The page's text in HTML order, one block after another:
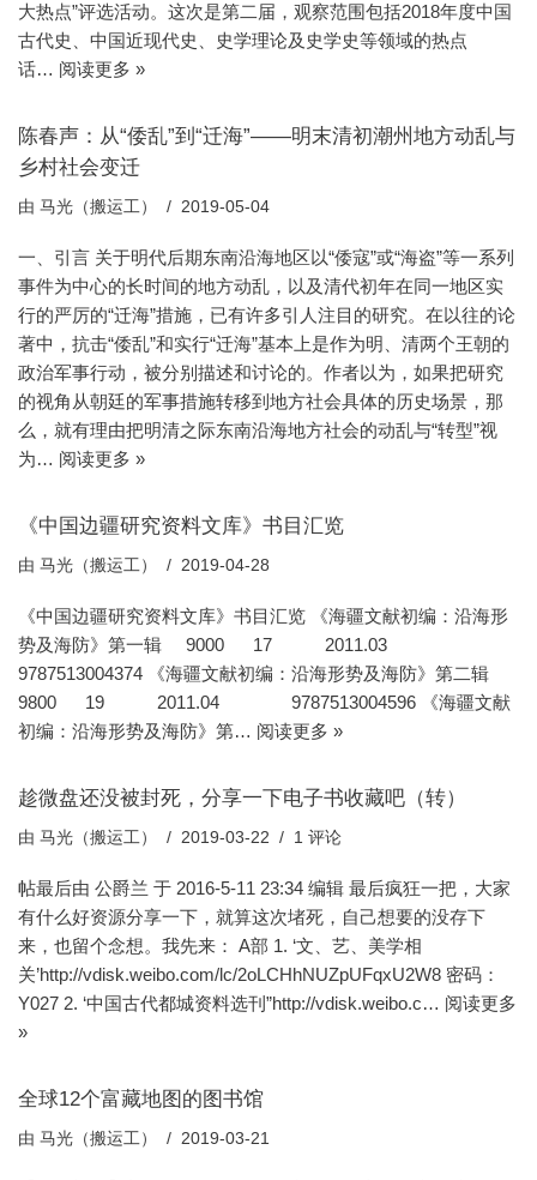
大热点”评选活动。这次是第二届，观察范围包括2018年度中国
古代史、中国近现代史、史学理论及史学史等领域的热点
话… 阅读更多 »
陈春声：从“倭乱”到“迁海”——明末清初潮州地方动乱与
乡村社会变迁
由 马光（搬运工） 2019-05-04
一、引言 关于明代后期东南沿海地区以“倭寇”或“海盗”等一系列
事件为中心的长时间的地方动乱，以及清代初年在同一地区实
行的严厉的“迁海”措施，已有许多引人注目的研究。在以往的论
著中，抗击“倭乱”和实行“迁海”基本上是作为明、清两个王朝的
政治军事行动，被分别描述和讨论的。作者以为，如果把研究
的视角从朝廷的军事措施转移到地方社会具体的历史场景，那
么，就有理由把明清之际东南沿海地方社会的动乱与“转型”视
为… 阅读更多 »
《中国边疆研究资料文库》书目汇览
由 马光（搬运工） 2019-04-28
《中国边疆研究资料文库》书目汇览 《海疆文献初编：沿海形
势及海防》第一辑 9000 17 2011.03
9787513004374 《海疆文献初编：沿海形势及海防》第二辑
9800 19 2011.04 9787513004596 《海疆文献
初编：沿海形势及海防》第… 阅读更多 »
趁微盘还没被封死，分享一下电子书收藏吧（转）
由 马光（搬运工） 2019-03-22 1 评论
帖最后由 公爵兰 于 2016-5-11 23:34 编辑 最后疯狂一把，大家
有什么好资源分享一下，就算这次堵死，自己想要的没存下
来，也留个念想。我先来： A部 1. ‘文、艺、美学相
关’http://vdisk.weibo.com/lc/2oLCHhNUZpUFqxU2W8 密码：
Y027 2. ‘中国古代都城资料选刊”http://vdisk.weibo.c… 阅读更多
»
全球12个富藏地图的图书馆
由 马光（搬运工） 2019-03-21